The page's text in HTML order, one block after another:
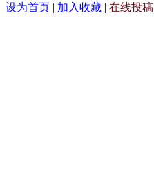
设为首页 | 加入收藏 | 在线投稿